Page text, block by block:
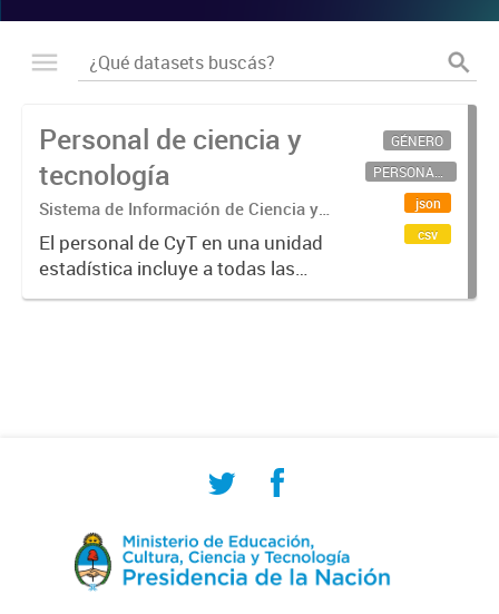
Personal de ciencia y
tecnología
Sistema de Información de Ciencia y
Tecnología Argentino (SICYTAR)
El personal de CyT en una unidad
estadística incluye a todas las
personas involucradas
GÉNERO
PERSONAL CIENTÍFICO-TECNOLÓGICO
json
csv